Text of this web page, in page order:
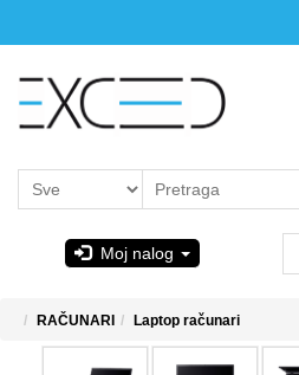
Moj nalog
RAČUNARI Laptop računari